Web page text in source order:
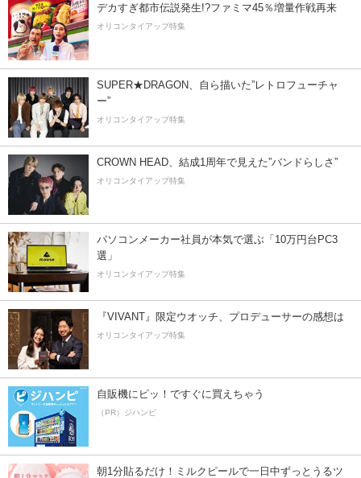
デカすぎ都市伝説発生!?ファミマ45％増量作戦再来
オリコンタイアップ特集
SUPER★DRAGON、自ら描いた”レトロフューチャ
ー”
オリコンタイアップ特集
CROWN HEAD、結成1周年で見えた”バンドらしさ”
オリコンタイアップ特集
パソコンメーカー社員が本気で選ぶ「10万円台PC3
選」
オリコンタイアップ特集
『VIVANT』限定ウオッチ、プロデューサーの感想は
オリコンタイアップ特集
自販機にピッ！ですぐに買えちゃう
（PR）ジハンピ
朝1分貼るだけ！ミルクピールで一日中ずっとうるツ